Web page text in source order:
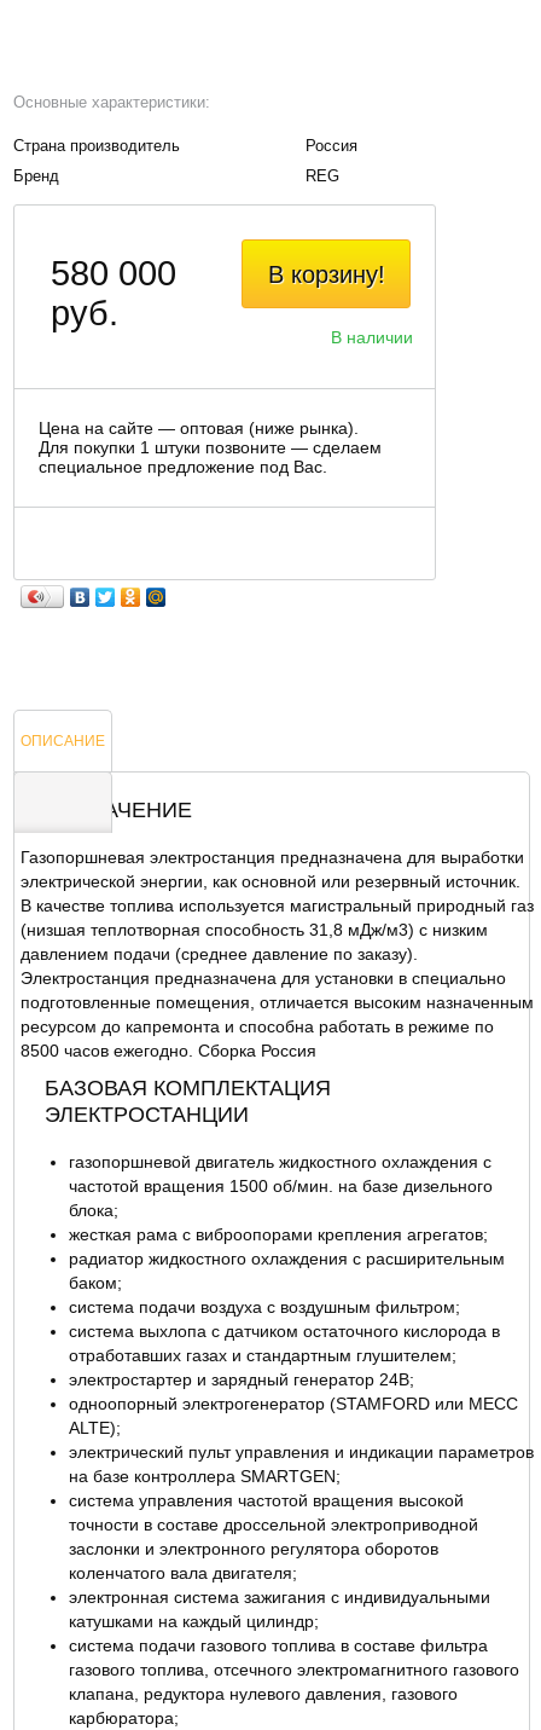
Основные характеристики:
Страна производитель
Россия
Бренд
REG
В корзину!
В наличии
580 000
руб.
Цена на сайте — оптовая (ниже рынка).
Для покупки 1 штуки позвоните — сделаем
специальное предложение под Вас.
ОПИСАНИЕ
ОТЗЫВЫ
НАЗНАЧЕНИЕ
Газопоршневая электростанция предназначена для выработки
электрической энергии, как основной или резервный источник.
В качестве топлива используется магистральный природный газ
(низшая теплотворная способность 31,8 мДж/м3) с низким
давлением подачи (среднее давление по заказу).
Электростанция предназначена для установки в специально
подготовленные помещения, отличается высоким назначенным
ресурсом до капремонта и способна работать в режиме по
8500 часов ежегодно. Сборка Россия
БАЗОВАЯ КОМПЛЕКТАЦИЯ
ЭЛЕКТРОСТАНЦИИ
газопоршневой двигатель жидкостного охлаждения с
частотой вращения 1500 об/мин. на базе дизельного
блока;
жесткая рама с виброопорами крепления агрегатов;
радиатор жидкостного охлаждения с расширительным
баком;
система подачи воздуха с воздушным фильтром;
система выхлопа с датчиком остаточного кислорода в
отработавших газах и стандартным глушителем;
электростартер и зарядный генератор 24В;
одноопорный электрогенератор (STAMFORD или MECC
ALTE);
электрический пульт управления и индикации параметров
на базе контроллера SMARTGEN;
система управления частотой вращения высокой
точности в составе дроссельной электроприводной
заслонки и электронного регулятора оборотов
коленчатого вала двигателя;
электронная система зажигания с индивидуальными
катушками на каждый цилиндр;
система подачи газового топлива в составе фильтра
газового топлива, отсечного электромагнитного газового
клапана, редуктора нулевого давления, газового
карбюратора;